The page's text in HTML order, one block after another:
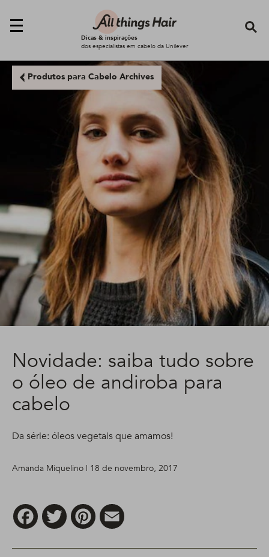
Dicas & inspirações
dos especialistas em cabelo da Unilever
Produtos para Cabelo Archives
Novidade: saiba tudo sobre
o óleo de andiroba para
cabelo
Da série: óleos vegetais que amamos!
Amanda Miquelino | 18 de novembro, 2017
FacebookTwitter Pinterest